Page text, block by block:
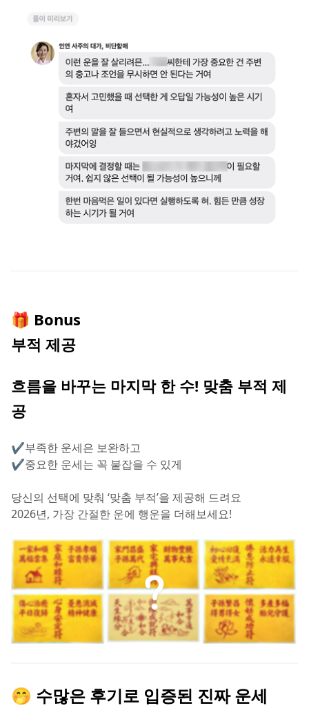
🎁 Bonus
부적 제공
흐름을 바꾸는 마지막 한 수! 맞춤 부적 제
공
✔️부족한 운세은 보완하고
✔️중요한 운세는 꼭 붙잡을 수 있게
당신의 선택에 맞춰 ‘맞춤 부적’을 제공해 드려요
2026년, 가장 간절한 운에 행운을 더해보세요!
🤭 수많은 후기로 입증된 진짜 운세